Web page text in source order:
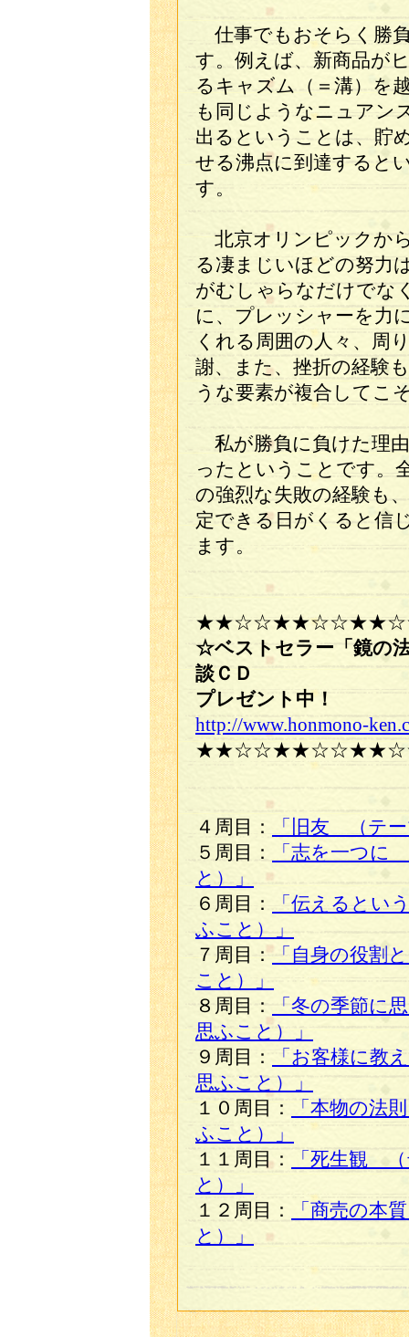
仕事でもおそらく勝
す。例えば、新商品が
るキャズム（＝溝）を
も同じようなニュアン
出るということは、貯
せる沸点に到達すると
す。
北京オリンピックか
る凄まじいほどの努力
がむしゃらなだけでな
に、プレッシャーを力
くれる周囲の人々、周
謝、また、挫折の経験
うな要素が複合してこ
私が勝負に負けた理
ったということです。
の強烈な失敗の経験も
定できる日がくると信
ます。
☆ベストセラー「鏡の
談ＣＤ
プレゼント中！
http://www.honmono-
４周目：
「旧友 （テ
５周目：
「志を一つに
と）」
６周目：
「伝えるとい
ふこと）」
７周目：「自身の役割
こと）」
８周目：
「冬の季節に
思ふこと）」
９周目：
「お客様に教
思ふこと）」
１０周目：
「本物の法
ふこと）」
１１周目：
「死生観
と）」
１２周目：
「商売の本
と）」